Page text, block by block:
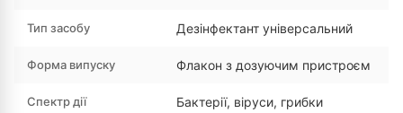
Тип засобу Дезінфектант універсальний
Форма випуску Флакон з дозуючим пристроєм
Спектр дії Бактерії, віруси, грибки